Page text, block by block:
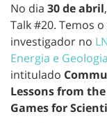
No dia 30 de abril
Talk #20. Temos
investigador no
Energia e Geologia
intitulado
Lessons from the
Games for